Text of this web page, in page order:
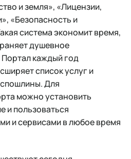
и земля», «Лицензии,
«Безопасность и
система экономит время,
душевное
каждый год
список услуг и
Для
можно установить
и пользоваться
и сервисами в любое время